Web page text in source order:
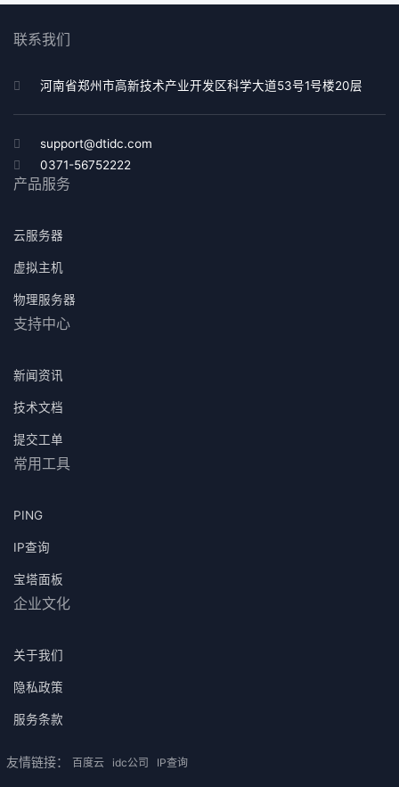
联系我们
河南省郑州市高新技术产业开发区科学大道53号1号楼20层
support@dtidc.com
0371-56752222
产品服务
云服务器
虚拟主机
物理服务器
支持中心
新闻资讯
技术文档
提交工单
常用工具
PING
IP查询
宝塔面板
企业文化
关于我们
隐私政策
服务条款
友情链接： 百度云 idc公司 IP查询